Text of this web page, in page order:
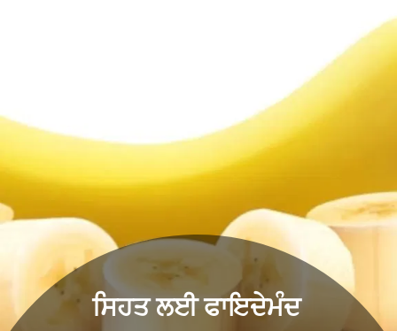
ਸਿਹਤ ਲਈ ਫਾਇਦੇਮੰਦ